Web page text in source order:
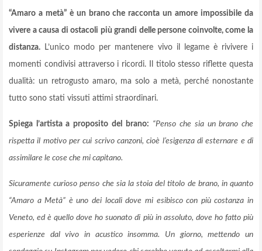
“Amaro a metà” è un brano che racconta un amore impossibile da
vivere a causa di ostacoli più grandi delle persone coinvolte, come la
distanza. L’unico modo per mantenere vivo il legame è rivivere i
momenti condivisi attraverso i ricordi. Il titolo stesso riflette questa
dualità: un retrogusto amaro, ma solo a metà, perché nonostante
tutto sono stati vissuti attimi straordinari.
Spiega l’artista a proposito del brano: “Penso che sia un brano che
rispetta il motivo per cui scrivo canzoni, cioè l’esigenza di esternare e di
assimilare le cose che mi capitano.
Sicuramente curioso penso che sia la stoia del titolo de brano, in quanto
“Amaro a Metà” è uno dei locali dove mi esibisco con più costanza in
Veneto, ed è quello dove ho suonato di più in assoluto, dove ho fatto più
esperienze dal vivo in acustico insomma. Un giorno, mettendo un